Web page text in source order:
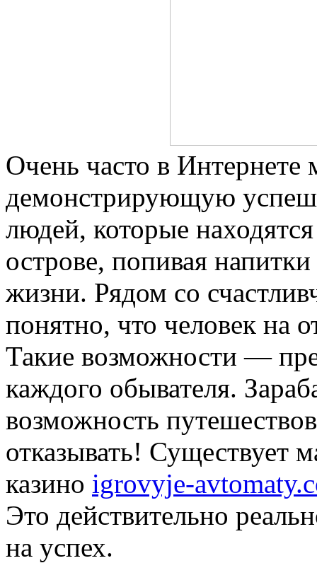
Очень часто в Интернете
демонстрирующую
людей, которые
острове, попивая
жизни. Рядом со
понятно, что человек на
Такие возможности —
каждого обывателя.
возможность
отказывать! Существует
казино igrovyje-
Это действительно
на успех.